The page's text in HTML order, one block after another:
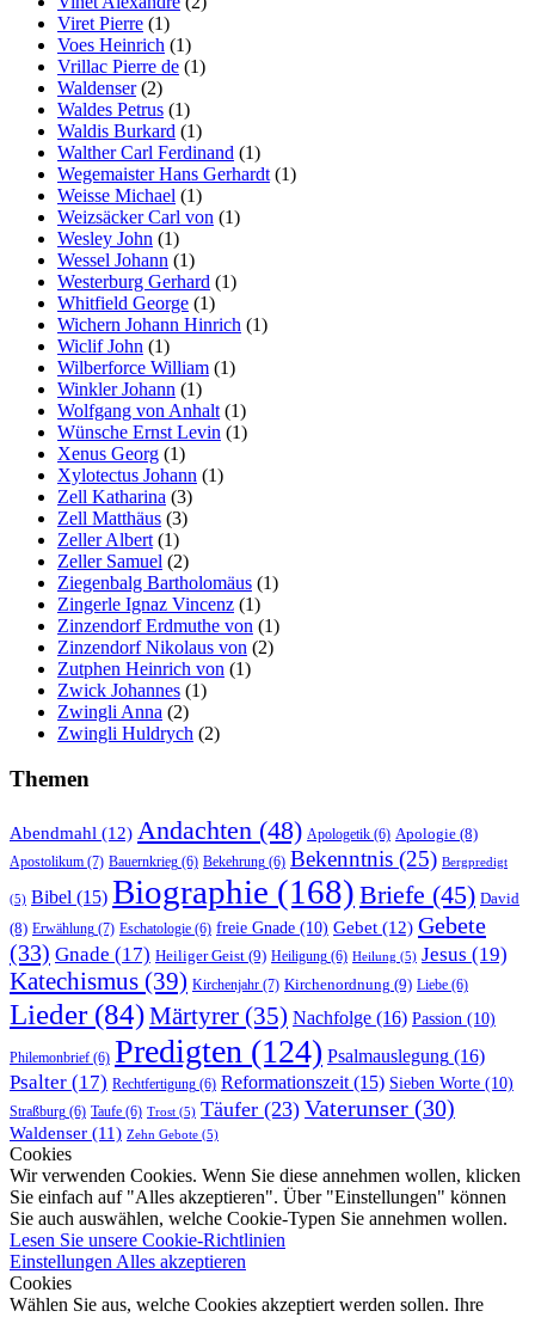
Viret Pierre (1)
Voes Heinrich (1)
Vrillac Pierre de (1)
Waldenser(2)
Waldes Petrus (1)
Waldis Burkard (1)
Walther Carl Ferdinand (1)
Wegemaister Hans Gerhardt (1)
Weisse Michael (1)
Weizsäcker Carl von (1)
Wesley John (1)
Wessel Johann (1)
Westerburg Gerhard (1)
Whitfield George (1)
Wichern Johann Hinrich (1)
Wiclif John (1)
Wilberforce William (1)
Winkler Johann (1)
Wolfgang von Anhalt (1)
Wünsche Ernst Levin (1)
Xenus Georg (1)
Xylotectus Johann (1)
Zell Katharina (3)
Zell Matthäus (3)
Zeller Albert (1)
Zeller Samuel (2)
Ziegenbalg Bartholomäus (1)
Zingerle Ignaz Vincenz (1)
Zinzendorf Erdmuthe von (1)
Zinzendorf Nikolaus von (2)
Zutphen Heinrich von (1)
Zwick Johannes (1)
Zwingli Anna (2)
Zwingli Huldrych (2)
Themen
Abendmahl (12) Andachten (48) Apologetik (6) Apologie (8)
Apostolikum (7) Bauernkrieg (6) Bekehrung (6) Bekenntnis (25) Bergpredigt
(5) Bibel (15) Biographie (168) Briefe (45) David
(8) Erwählung (7) Eschatologie (6) freie Gnade (10) Gebet (12) Gebete
(33) Gnade (17) Heiliger Geist (9) Heiligung (6) Heilung (5) Jesus (19)
Katechismus (39) Kirchenjahr (7) Kirchenordnung (9) Liebe (6)
Lieder(84)Märtyrer (35) Nachfolge (16) Passion (10)
Philemonbrief (6) Predigten (124) Psalmauslegung (16)
Psalter (17) Rechtfertigung (6) Reformationszeit (15) Sieben Worte (10)
Straßburg (6) Taufe (6) Trost (5) Täufer (23) Vaterunser (30)
Waldenser (11) Zehn Gebote (5)
Cookies
Wir verwenden Cookies. Wenn Sie diese annehmen wollen, klicken
Sie einfach auf "Alles akzeptieren". Über "Einstellungen" können
Sie auch auswählen, welche Cookie-Typen Sie annehmen wollen.
Lesen Sie unsere Cookie-Richtlinien
Einstellungen Alles akzeptieren
Cookies
Wählen Sie aus, welche Cookies akzeptiert werden sollen. Ihre